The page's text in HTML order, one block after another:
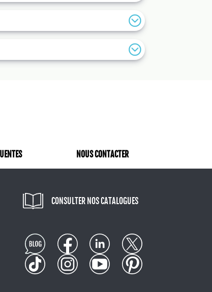
traditionnels à base de pétrole.
contribuent à réduire la
à effet de serre. De plus, le PLA
de vie plus respectueuse de
En résumé, le PLA est
d'adopter des solutions
nous proposons une gamme
à cette demande. Le PLA,
renouvelables comme le maïs ou la
NOUS CONTACTER
CONSULTER NOS CATALOGUES